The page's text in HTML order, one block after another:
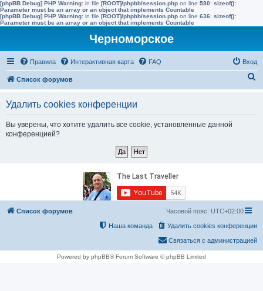
[phpBB Debug] PHP Warning: in file [ROOT]/phpbb/session.php on line 580: sizeof():
Parameter must be an array or an object that implements Countable
[phpBB Debug] PHP Warning: in file [ROOT]/phpbb/session.php on line 636: sizeof():
Parameter must be an array or an object that implements Countable
Черноморское
Правила Интерактивная карта FAQ Вход
Список форумов
Удалить cookies конференции
Вы уверены, что хотите удалить все cookie, установленные данной
конференцией?
Список форумов Часовой пояс: UTC+02:00
Удалить cookies конференции
Наша команда
Связаться с администрацией
Powered by phpBB® Forum Software © phpBB Limited